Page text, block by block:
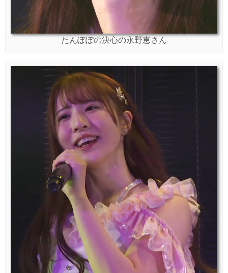
たんぽぽの決心の永野恵さん